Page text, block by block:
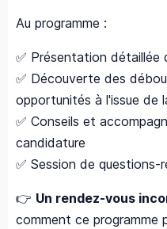
Au programme :
✅ Présentation
✅ Découverte des
opportunités à l'issue de
✅ Conseils et
candidature
✅ Session de questions-
👉 Un rendez-vous
comment ce programme